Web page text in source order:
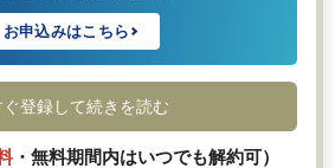
お申込みはこちら
登録して続きを読む
・無料期間内はいつでも解約可）